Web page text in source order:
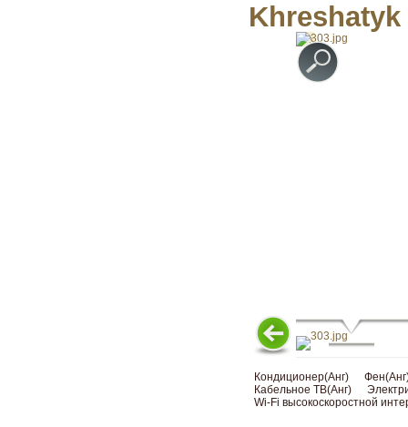
Khreshatyk
Кондиционер(Анг)
Кабельное ТВ(Анг)
Wi-Fi высокоскоростной